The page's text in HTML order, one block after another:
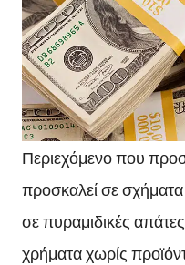
Περιεχόμενο που
προσκαλεί σε
σε πυραμιδικές
χρήματα χωρίς